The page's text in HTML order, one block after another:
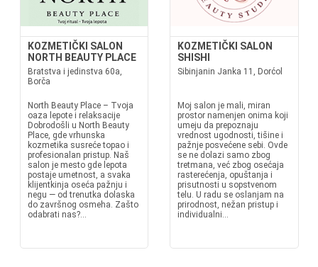
KOZMETIČKI SALON
NORTH BEAUTY PLACE
Bratstva i jedinstva 60a,
Borča
North Beauty Place – Tvoja
oaza lepote i relaksacije
Dobrodošli u North Beauty
Place, gde vrhunska
kozmetika susreće topao i
profesionalan pristup. Naš
salon je mesto gde lepota
postaje umetnost, a svaka
klijentkinja oseća pažnju i
negu — od trenutka dolaska
do završnog osmeha. Zašto
odabrati nas?...
KOZMETIČKI SALON
SHISHI
Sibinjanin Janka 11, Dorćol
Moj salon je mali, miran
prostor namenjen onima koji
umeju da prepoznaju
vrednost ugodnosti, tišine i
pažnje posvećene sebi. Ovde
se ne dolazi samo zbog
tretmana, već zbog osećaja
rasterećenja, opuštanja i
prisutnosti u sopstvenom
telu. U radu se oslanjam na
prirodnost, nežan pristup i
individualni...